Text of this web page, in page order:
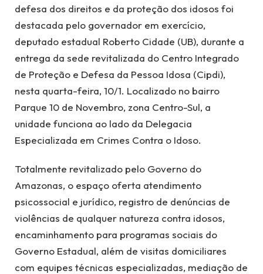
defesa dos direitos e da proteção dos idosos foi
destacada pelo governador em exercício,
deputado estadual Roberto Cidade (UB), durante a
entrega da sede revitalizada do Centro Integrado
de Proteção e Defesa da Pessoa Idosa (Cipdi),
nesta quarta-feira, 10/1. Localizado no bairro
Parque 10 de Novembro, zona Centro-Sul, a
unidade funciona ao lado da Delegacia
Especializada em Crimes Contra o Idoso.
Totalmente revitalizado pelo Governo do
Amazonas, o espaço oferta atendimento
psicossocial e jurídico, registro de denúncias de
violências de qualquer natureza contra idosos,
encaminhamento para programas sociais do
Governo Estadual, além de visitas domiciliares
com equipes técnicas especializadas, mediação de